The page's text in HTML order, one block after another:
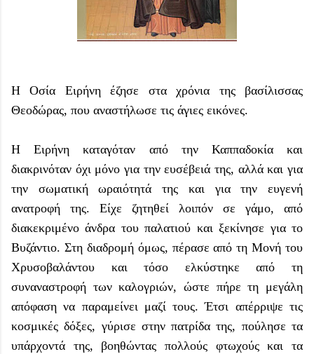
Η Οσία Ειρήνη έζησε στα χρόνια της βασίλισσας
Θεοδώρας, που αναστήλωσε τις άγιες εικόνες.
Η Ειρήνη καταγόταν από την Καππαδοκία και
διακρινόταν όχι μόνο για την ευσέβειά της, αλλά και για
την σωματική ωραιότητά της και για την ευγενή
ανατροφή της. Είχε ζητηθεί λοιπόν σε γάμο, από
διακεκριμένο άνδρα του παλατιού και ξεκίνησε για το
Βυζάντιο. Στη διαδρομή όμως, πέρασε από τη Μονή του
Χρυσοβαλάντου και τόσο ελκύστηκε από τη
συναναστροφή των καλογριών, ώστε πήρε τη μεγάλη
απόφαση να παραμείνει μαζί τους. Έτσι απέρριψε τις
κοσμικές δόξες, γύρισε στην πατρίδα της, πούλησε τα
υπάρχοντά της, βοηθώντας πολλούς φτωχούς και τα